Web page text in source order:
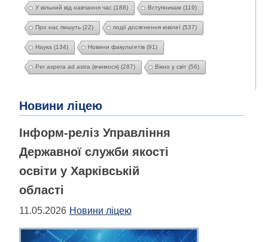
У вільний від навчання час (188) Вступникам (119)
Про нас пишуть (22) події досягнення ювілеї (537)
Наука (134) Новини факультетів (91)
Per aspera ad astra (вчимося) (287) Вікно у світ (56)
Новини ліцею
Інформ-реліз Управління
Державної служби якості
освіти у Харківській
області
11.05.2026 Новини ліцею